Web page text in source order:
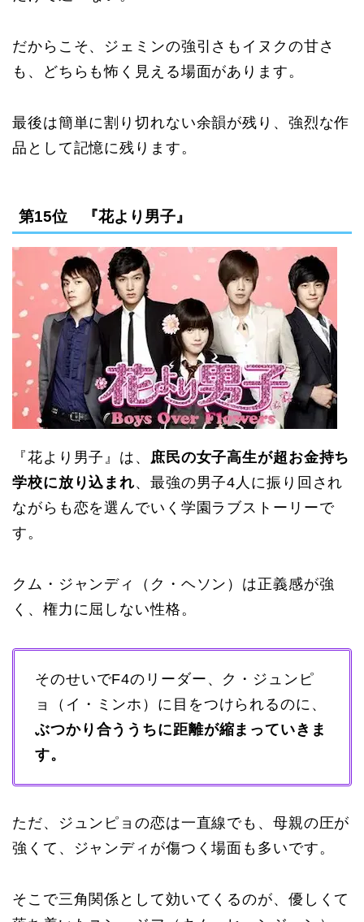
だからこそ、ジェミンの強引さもイヌクの甘さ
も、どちらも怖く見える場面があります。
最後は簡単に割り切れない余韻が残り、強烈な作
品として記憶に残ります。
第15位 『花より男子』
『花より男子』は、
庶民の女子高生が超お金持ち
学校に放り込まれ、最強の男子4人に振り回され
ながらも恋を選んでいく学園ラブストーリーで
す。
クム・ジャンディ（ク・ヘソン）は正義感が強
く、権力に屈しない性格。
そのせいでF4のリーダー、ク・ジュンピ
ョ（イ・ミンホ）に目をつけられるのに、
ぶつかり合ううちに距離が縮まっていきま
す。
ただ、ジュンピョの恋は一直線でも、母親の圧が
強くて、ジャンディが傷つく場面も多いです。
そこで三角関係として効いてくるのが、優しくて